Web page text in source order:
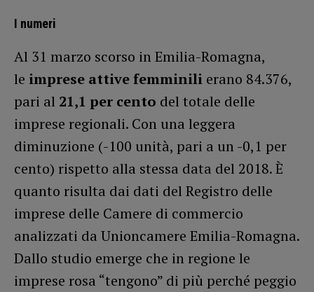
I numeri
Al 31 marzo scorso in Emilia-Romagna,
le imprese attive femminili erano 84.376,
pari al 21,1 per cento del totale delle
imprese regionali. Con una leggera
diminuzione (-100 unità, pari a un -0,1 per
cento) rispetto alla stessa data del 2018. È
quanto risulta dai dati del Registro delle
imprese delle Camere di commercio
analizzati da Unioncamere Emilia-Romagna.
Dallo studio emerge che in regione le
imprese rosa “tengono” di più perché peggio